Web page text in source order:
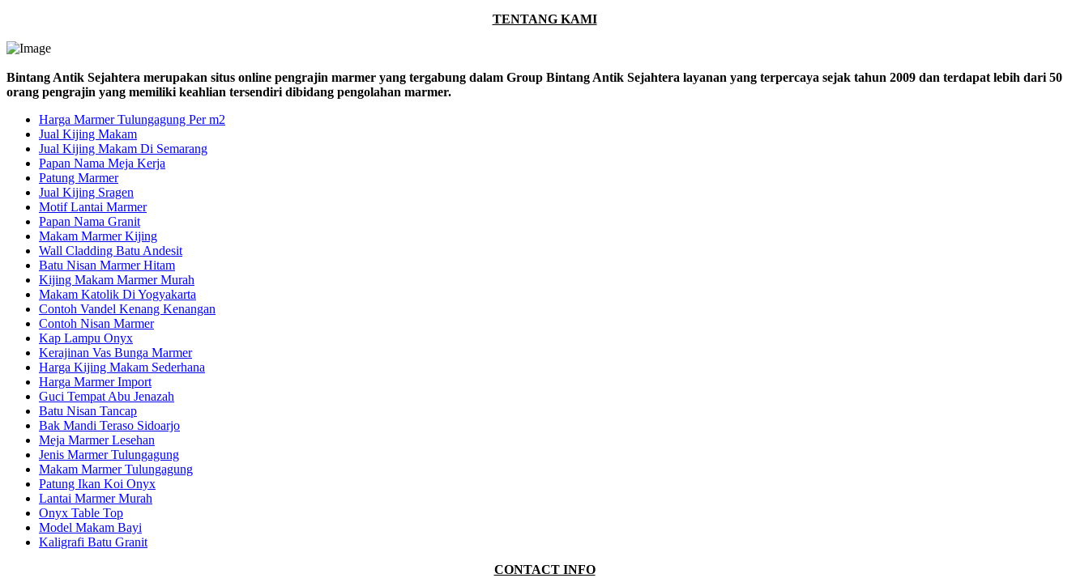
TENTANG KAMI
Bintang Antik Sejahtera merupakan situs online pengrajin marmer yang tergabung dalam Group Bintang Antik Sejahtera layanan yang terpercaya sejak tahun 2009 dan terdapat lebih dari 50
orang pengrajin yang memiliki keahlian tersendiri dibidang pengolahan marmer.
Harga Marmer Tulungagung Per m2
Jual Kijing Makam
Jual Kijing Makam Di Semarang
Papan Nama Meja Kerja
Patung Marmer
Jual Kijing Sragen
Motif Lantai Marmer
Papan Nama Granit
Makam Marmer Kijing
Wall Cladding Batu Andesit
Batu Nisan Marmer Hitam
Kijing Makam Marmer Murah
Makam Katolik Di Yogyakarta
Contoh Vandel Kenang Kenangan
Contoh Nisan Marmer
Kap Lampu Onyx
Kerajinan Vas Bunga Marmer
Harga Kijing Makam Sederhana
Harga Marmer Import
Guci Tempat Abu Jenazah
Batu Nisan Tancap
Bak Mandi Teraso Sidoarjo
Meja Marmer Lesehan
Jenis Marmer Tulungagung
Makam Marmer Tulungagung
Patung Ikan Koi Onyx
Lantai Marmer Murah
Onyx Table Top
Model Makam Bayi
Kaligrafi Batu Granit
CONTACT INFO